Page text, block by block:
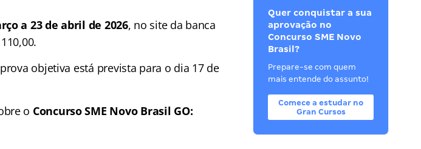
a 23 de abril de 2026, no site da banca
objetiva está prevista para o dia 17 de
o Concurso SME Novo Brasil GO:
Quer conquistar a sua
aprovação no
Concurso SME Novo
Brasil?
Prepare-se com quem
mais entende do assunto!
Comece a estudar no
Gran Cursos